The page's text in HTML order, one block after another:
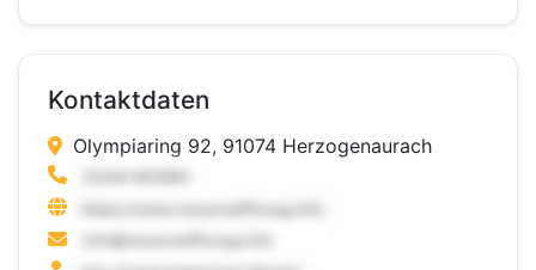
Kontaktdaten
Olympiaring 92, 91074 Herzogenaurach